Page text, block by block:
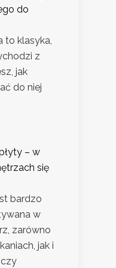
do
to klasyka,
z
jak
do niej
– w
się
bardzo
w
zarówno
jak i